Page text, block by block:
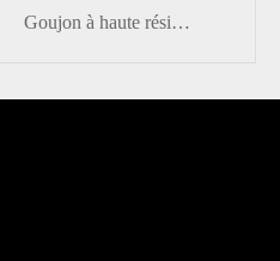
Goujon à haute résistance de connecteur de cisaillement avec la norme OIN 13918 Type : SD